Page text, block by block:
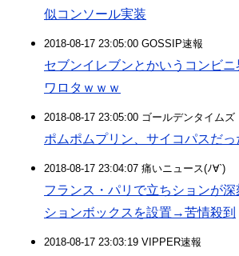
似コンソール実装
2018-08-17 23:05:00 GOSSIP速報
セブンイレブンとかいうコンビ
ワロタｗｗｗ
2018-08-17 23:05:00 ゴールデンタイムズ
ポムポムプリン、サイコパスだっ
2018-08-17 23:04:07 痛いニュース(ﾉ∀`)
フランス・パリで立ちションが
ションボックスを設置→苦情殺到
2018-08-17 23:03:19 VIPPER速報